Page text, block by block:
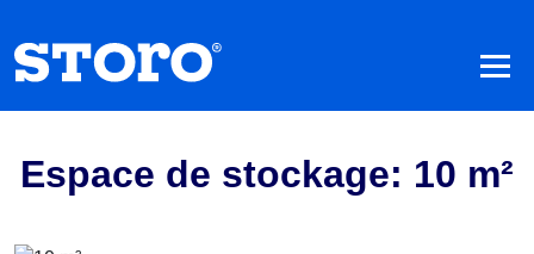
Espace de stockage: 10 m²